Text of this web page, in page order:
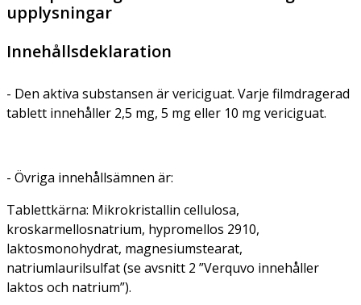
upplysningar
Innehållsdeklaration
- Den aktiva substansen är vericiguat. Varje filmdragerad
tablett innehåller 2,5 mg, 5 mg eller 10 mg vericiguat.
- Övriga innehållsämnen är:
Tablettkärna: Mikrokristallin cellulosa,
kroskarmellosnatrium, hypromellos 2910,
laktosmonohydrat, magnesiumstearat,
natriumlaurilsulfat (se avsnitt 2 ”Verquvo innehåller
laktos och natrium”).